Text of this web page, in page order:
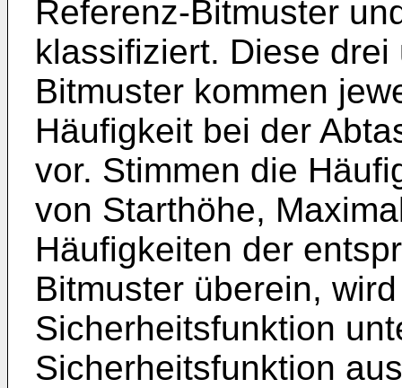
Referenz-Bitmuster
klassifiziert. Diese
Bitmuster kommen
Häufigkeit bei der
vor. Stimmen die
von Starthöhe,
Häufigkeiten der
Bitmuster überein,
Sicherheitsfunktion
Sicherheitsfunktion